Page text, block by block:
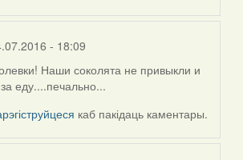
- 18:09
Наши соколята не привыкли и
еду....печально...
каб пакідаць каментары.